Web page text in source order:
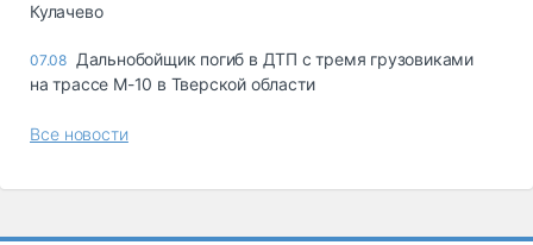
Кулачево
07.08 Дальнобойщик погиб в ДТП с тремя грузовиками
на трассе М-10 в Тверской области
Все новости